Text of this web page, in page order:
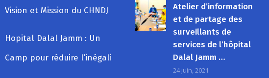
Vision et Mission du CHNDJ
Hopital Dalal Jamm : Un
Camp pour réduire l’inégali
Atelier d’information
et de partage des
surveillants de
services de l’hôpital
Dalal Jamm …
24 juin, 2021